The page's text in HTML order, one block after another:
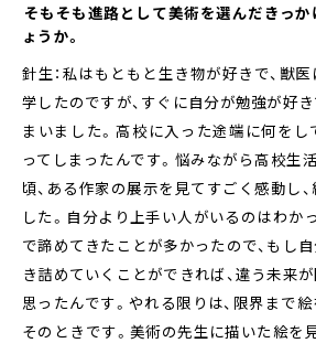
――そもそも進路として美術を選んだきっ
ょうか。
針生：私はもともと生き物が好きで、獣
学したのですが、すぐに自分が勉強が好
まいました。高校に入った途端に何を
ってしまったんです。悩みながら高校生
頃、ある作家の展示を見てすごく感動し
した。自分より上手い人がいるのはわか
で諦めてきたことが多かったので、もし
き詰めていくことができれば、違う未来
思ったんです。やれる限りは、限界まで
そのときです。美術の先生に描いた絵を